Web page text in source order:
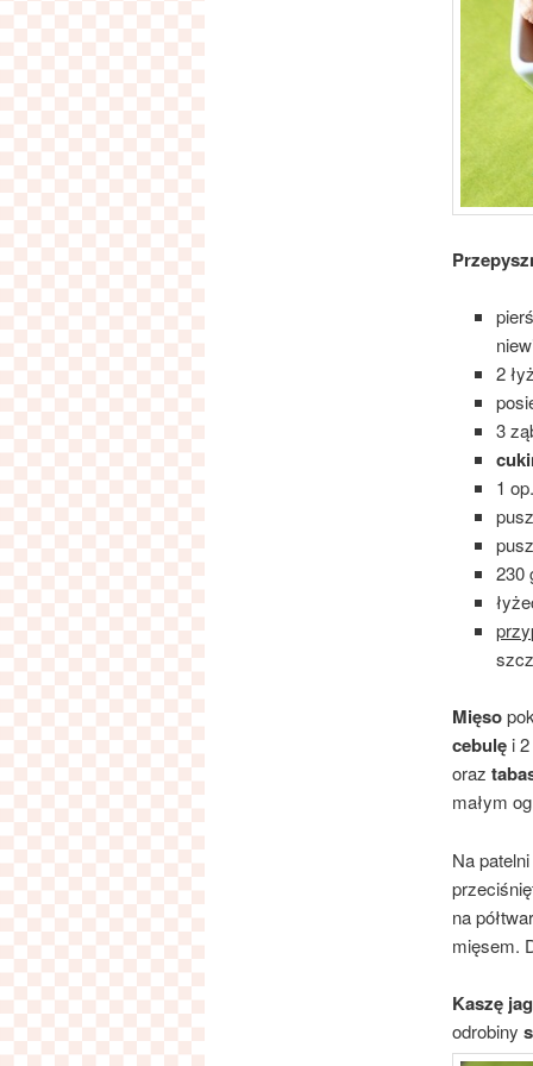
2
3
1
230
Mięso
cebulęi 2
oraz
małym
Na
na
mięsem.
Kaszę
odrobiny